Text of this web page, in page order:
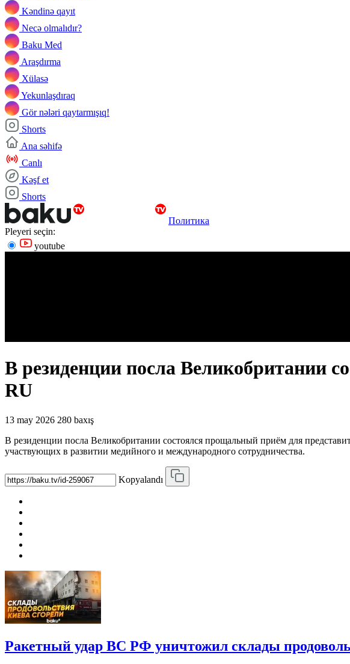
Kəndinə qayıt
Necə olmalıdır?
Baku Med
Araşdırma
Xülasə
Yekunlaşdıraq
Gör nələri qaytarmışıq!
Shorts
Ana səhifə
Canlı
Kəşf et
Shorts
Политика
Pleyeri seçin:
youtube
В резиденции посла Великобритании
RU
13 may 2026 280 baxış
В резиденции посла Великобритании состоялся прощальный приём для
участвующих в развитии медийного и международного сотрудничества.
Kopyalandı
Ракетный удар ВС РФ уничтожил склады